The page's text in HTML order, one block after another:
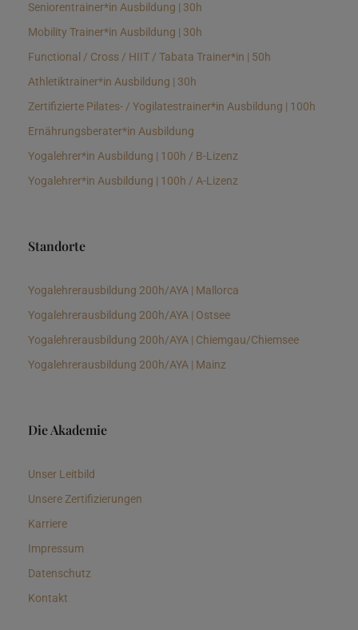
Seniorentrainer*in Ausbildung | 30h
Mobility Trainer*in Ausbildung | 30h
Functional / Cross / HIIT / Tabata Trainer*in | 50h
Athletiktrainer*in Ausbildung | 30h
Zertifizierte Pilates- / Yogilatestrainer*in Ausbildung | 100h
Ernährungsberater*in Ausbildung
Yogalehrer*in Ausbildung | 100h / B-Lizenz
Yogalehrer*in Ausbildung | 100h / A-Lizenz
Standorte
Yogalehrerausbildung 200h/AYA | Mallorca
Yogalehrerausbildung 200h/AYA | Ostsee
Yogalehrerausbildung 200h/AYA | Chiemgau/Chiemsee
Yogalehrerausbildung 200h/AYA | Mainz
Die Akademie
Unser Leitbild
Unsere Zertifizierungen
Karriere
Impressum
Datenschutz
Kontakt